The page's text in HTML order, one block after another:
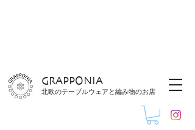
北欧のテーブルウェアと編み物のお店
GRAPPONIA